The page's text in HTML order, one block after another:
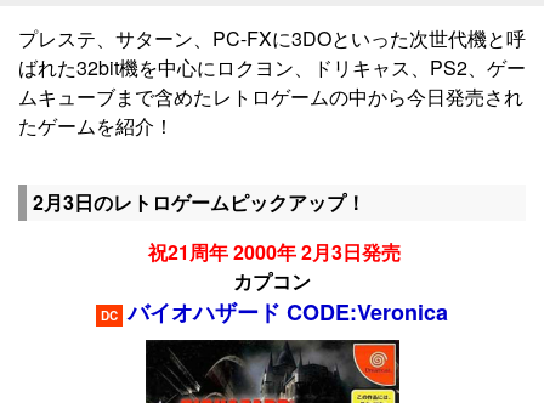
プレステ、サターン、PC-FXに3DOといった次世代機と呼
ばれた32bit機を中心にロクヨン、ドリキャス、PS2、ゲー
ムキューブまで含めたレトロゲームの中から今日発売され
たゲームを紹介！
2月3日のレトロゲームピックアップ！
祝21周年 2000年 2月3日発売
カプコン
DC バイオハザード CODE:Veronica